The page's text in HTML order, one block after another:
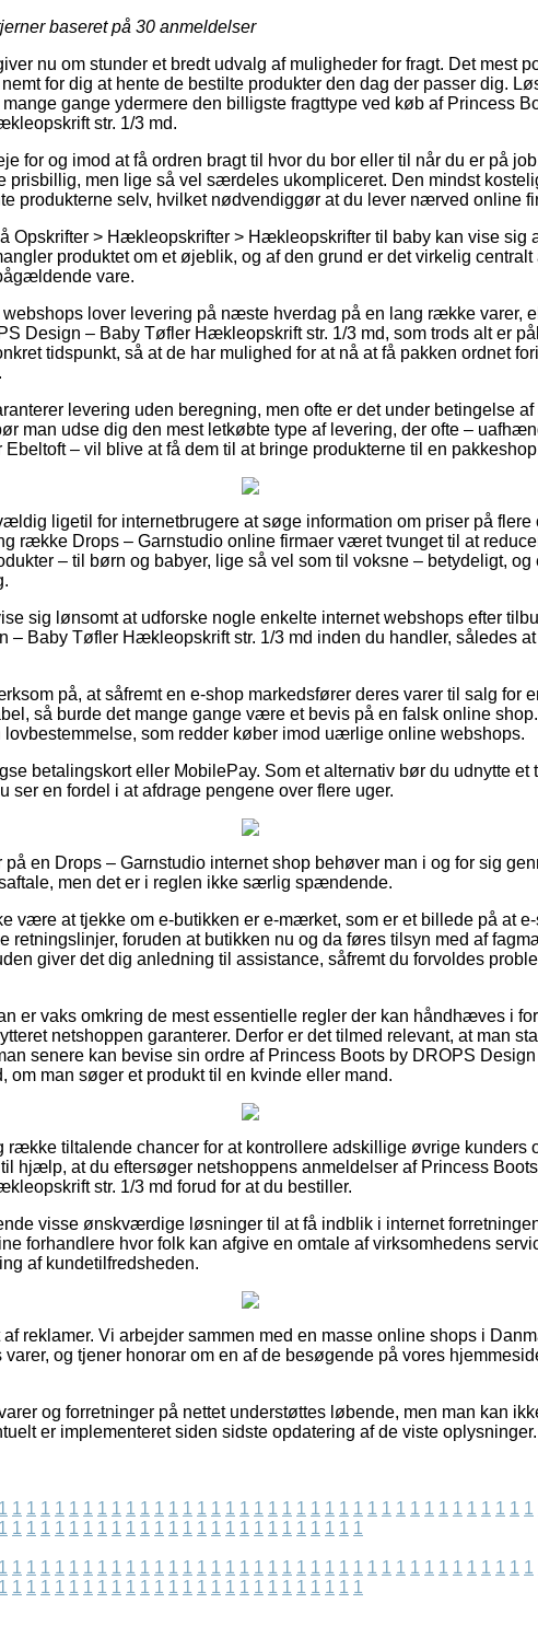
baseret på 30 anmeldelser
nu om stunder et bredt udvalg af muligheder for fragt. Det mest
for dig at hente de bestilte produkter den dag der passer dig.
gange ydermere den billigste fragttype ved køb af Princess
str. 1/3 md.
for og imod at få ordren bragt til hvor du bor eller til når du er på
prisbillig, men lige så vel særdeles ukompliceret. Den mindst
produkterne selv, hvilket nødvendiggør at du lever nærved online
Opskrifter > Hækleopskrifter > Hækleopskrifter til baby kan vise
produktet om et øjeblik, og af den grund er det virkelig centralt
vare.
lover levering på næste hverdag på en lang række varer,
Design – Baby Tøfler Hækleopskrift str. 1/3 md, som trods alt er
tidspunkt, så at de har mulighed for at nå at få pakken ordnet
levering uden beregning, men ofte er det under betingelse af
man udse dig den mest letkøbte type af levering, der ofte –
Ebeltoft – vil blive at få dem til at bringe produkterne til en
ligetil for internetbrugere at søge information om priser på flere
række Drops – Garnstudio online firmaer været tvunget til at
– til børn og babyer, lige så vel som til voksne – betydeligt,
sig lønsomt at udforske nogle enkelte internet webshops efter
– Baby Tøfler Hækleopskrift str. 1/3 md inden du handler, således at
på, at såfremt en e-shop markedsfører deres varer til salg for
så burde det mange gange være et bevis på en falsk online
lovbestemmelse, som redder køber imod uærlige online webshops.
betalingskort eller MobilePay. Som et alternativ bør du udnytte et
ser en fordel i at afdrage pengene over flere uger.
en Drops – Garnstudio internet shop behøver man i og for sig
men det er i reglen ikke særlig spændende.
være at tjekke om e-butikken er e-mærket, som er et billede på at
retningslinjer, foruden at butikken nu og da føres tilsyn med af
giver det dig anledning til assistance, såfremt du forvoldes
er vaks omkring de mest essentielle regler der kan håndhæves i
netshoppen garanterer. Derfor er det tilmed relevant, at man
senere kan bevise sin ordre af Princess Boots by DROPS
om man søger et produkt til en kvinde eller mand.
række tiltalende chancer for at kontrollere adskillige øvrige kunders
hjælp, at du eftersøger netshoppens anmeldelser af Princess
str. 1/3 md forud for at du bestiller.
visse ønskværdige løsninger til at få indblik i internet
forhandlere hvor folk kan afgive en omtale af virksomhedens
af kundetilfredsheden.
reklamer. Vi arbejder sammen med en masse online shops i
og tjener honorar om en af de besøgende på vores
og forretninger på nettet understøttes løbende, men man kan
er implementeret siden sidste opdatering af de viste oplysninger.
1 1 1 1 1 1 1 1 1 1 1 1 1 1 1 1 1 1 1 1 1 1 1 1 1 1 1 1 1 1 1 1 1 1 1 1 1 1
1 1 1 1 1 1 1 1 1 1 1 1 1 1 1 1 1 1 1 1 1 1 1 1 1 1
1 1 1 1 1 1 1 1 1 1 1 1 1 1 1 1 1 1 1 1 1 1 1 1 1 1 1 1 1 1 1 1 1 1 1 1 1 1
1 1 1 1 1 1 1 1 1 1 1 1 1 1 1 1 1 1 1 1 1 1 1 1 1 1